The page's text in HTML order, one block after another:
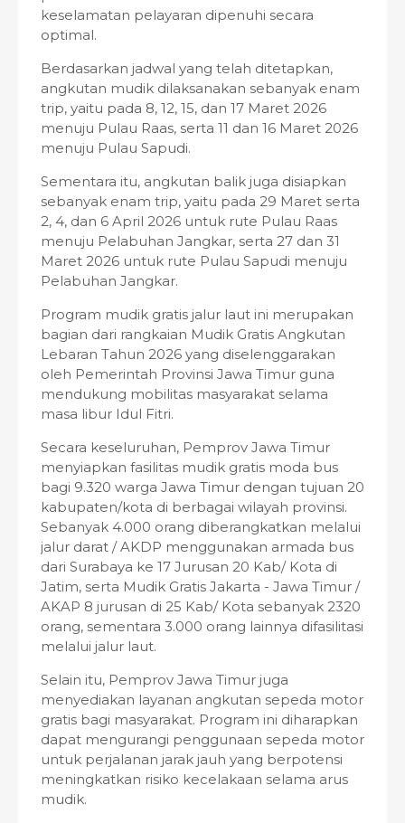
keselamatan pelayaran dipenuhi secara
optimal.
Berdasarkan jadwal yang telah ditetapkan,
angkutan mudik dilaksanakan sebanyak enam
trip, yaitu pada 8, 12, 15, dan 17 Maret 2026
menuju Pulau Raas, serta 11 dan 16 Maret 2026
menuju Pulau Sapudi.
Sementara itu, angkutan balik juga disiapkan
sebanyak enam trip, yaitu pada 29 Maret serta
2, 4, dan 6 April 2026 untuk rute Pulau Raas
menuju Pelabuhan Jangkar, serta 27 dan 31
Maret 2026 untuk rute Pulau Sapudi menuju
Pelabuhan Jangkar.
Program mudik gratis jalur laut ini merupakan
bagian dari rangkaian Mudik Gratis Angkutan
Lebaran Tahun 2026 yang diselenggarakan
oleh Pemerintah Provinsi Jawa Timur guna
mendukung mobilitas masyarakat selama
masa libur Idul Fitri.
Secara keseluruhan, Pemprov Jawa Timur
menyiapkan fasilitas mudik gratis moda bus
bagi 9.320 warga Jawa Timur dengan tujuan 20
kabupaten/kota di berbagai wilayah provinsi.
Sebanyak 4.000 orang diberangkatkan melalui
jalur darat / AKDP menggunakan armada bus
dari Surabaya ke 17 Jurusan 20 Kab/ Kota di
Jatim, serta Mudik Gratis Jakarta - Jawa Timur /
AKAP 8 jurusan di 25 Kab/ Kota sebanyak 2320
orang, sementara 3.000 orang lainnya difasilitasi
melalui jalur laut.
Selain itu, Pemprov Jawa Timur juga
menyediakan layanan angkutan sepeda motor
gratis bagi masyarakat. Program ini diharapkan
dapat mengurangi penggunaan sepeda motor
untuk perjalanan jarak jauh yang berpotensi
meningkatkan risiko kecelakaan selama arus
mudik.